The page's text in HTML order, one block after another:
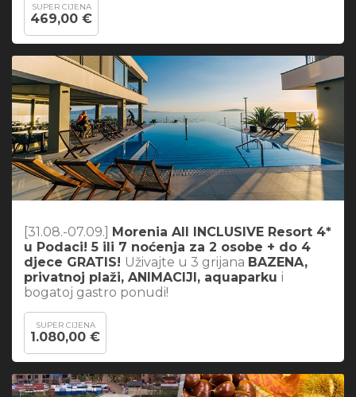
SUPER CIJENA
469,00 €
[31.08.-07.09.]
Morenia All INCLUSIVE Resort 4*
u Podaci! 5 ili 7 noćenja za 2 osobe + do 4
djece GRATIS! Uživajte u 3 grijana BAZENA,
privatnoj plaži, ANIMACIJI, aquaparku i
bogatoj gastro ponudi!
SUPER CIJENA
1.080,00 €